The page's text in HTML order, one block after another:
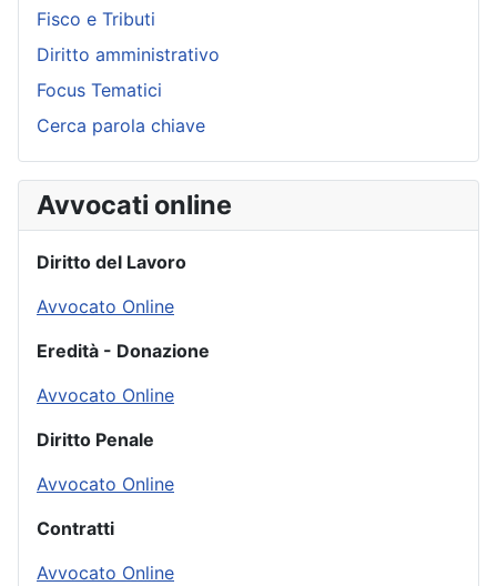
Fisco e Tributi
Diritto amministrativo
Focus Tematici
Cerca parola chiave
Avvocati online
Diritto del Lavoro
Avvocato Online
Eredità - Donazione
Avvocato Online
Diritto Penale
Avvocato Online
Contratti
Avvocato Online